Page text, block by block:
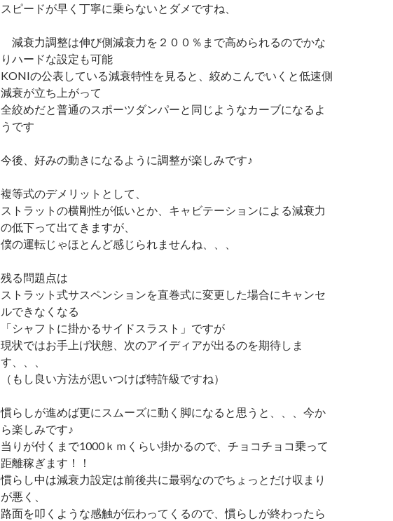
スピードが早く丁寧に乗らないとダメですね、
減衰力調整は伸び側減衰力を２００％まで高められるのでかな
りハードな設定も可能
KONIの公表している減衰特性を見ると、絞めこんでいくと低速側
減衰が立ち上がって
全絞めだと普通のスポーツダンパーと同じようなカーブになるよ
うです
今後、好みの動きになるように調整が楽しみです♪
複等式のデメリットとして、
ストラットの横剛性が低いとか、キャビテーションによる減衰力
の低下って出てきますが、
僕の運転じゃほとんど感じられませんね、、、
残る問題点は
ストラット式サスペンションを直巻式に変更した場合にキャンセ
ルできなくなる
「シャフトに掛かるサイドスラスト」ですが
現状ではお手上げ状態、次のアイディアが出るのを期待しま
す、、、
（もし良い方法が思いつけば特許級ですね）
慣らしが進めば更にスムーズに動く脚になると思うと、、、今か
ら楽しみです♪
当りが付くまで1000ｋｍくらい掛かるので、チョコチョコ乗って
距離稼ぎます！！
慣らし中は減衰力設定は前後共に最弱なのでちょっとだけ収まり
が悪く、
路面を叩くような感触が伝わってくるので、慣らしが終わったら